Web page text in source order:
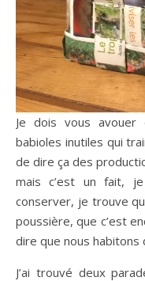
Je dois vous avouer
babioles inutiles qui
de dire ça des
mais c’est un fait,
conserver, je trouve
poussière, que c’est
dire que nous habitons
J’ai trouvé deux